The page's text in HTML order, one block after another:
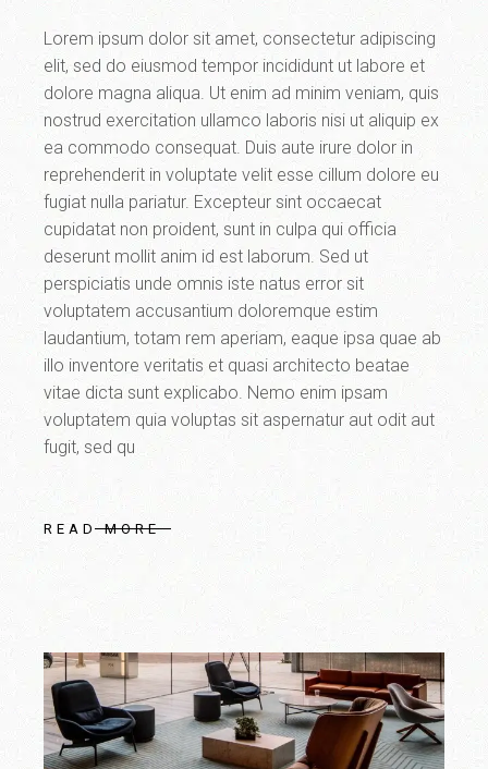
Lorem ipsum dolor sit amet, consectetur adipiscing
elit, sed do eiusmod tempor incididunt ut labore et
dolore magna aliqua. Ut enim ad minim veniam, quis
nostrud exercitation ullamco laboris nisi ut aliquip ex
ea commodo consequat. Duis aute irure dolor in
reprehenderit in voluptate velit esse cillum dolore eu
fugiat nulla pariatur. Excepteur sint occaecat
cupidatat non proident, sunt in culpa qui officia
deserunt mollit anim id est laborum. Sed ut
perspiciatis unde omnis iste natus error sit
voluptatem accusantium doloremque estim
laudantium, totam rem aperiam, eaque ipsa quae ab
illo inventore veritatis et quasi architecto beatae
vitae dicta sunt explicabo. Nemo enim ipsam
voluptatem quia voluptas sit aspernatur aut odit aut
fugit, sed qu
READ MORE